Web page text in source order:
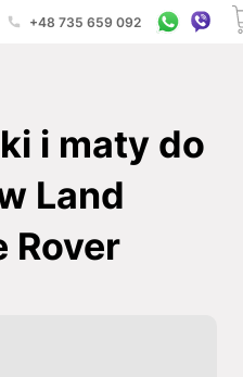
+48 735 659 092
i maty do
Land
Rover